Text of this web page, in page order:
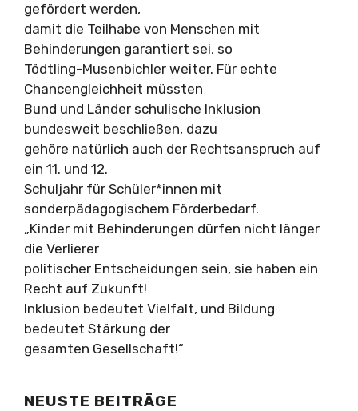
gefördert werden,
damit die Teilhabe von Menschen mit
Behinderungen garantiert sei, so
Tödtling-Musenbichler weiter. Für echte
Chancengleichheit müssten
Bund und Länder schulische Inklusion
bundesweit beschließen, dazu
gehöre natürlich auch der Rechtsanspruch auf
ein 11. und 12.
Schuljahr für Schüler*innen mit
sonderpädagogischem Förderbedarf.
„Kinder mit Behinderungen dürfen nicht länger
die Verlierer
politischer Entscheidungen sein, sie haben ein
Recht auf Zukunft!
Inklusion bedeutet Vielfalt, und Bildung
bedeutet Stärkung der
gesamten Gesellschaft!“
NEUSTE BEITRÄGE